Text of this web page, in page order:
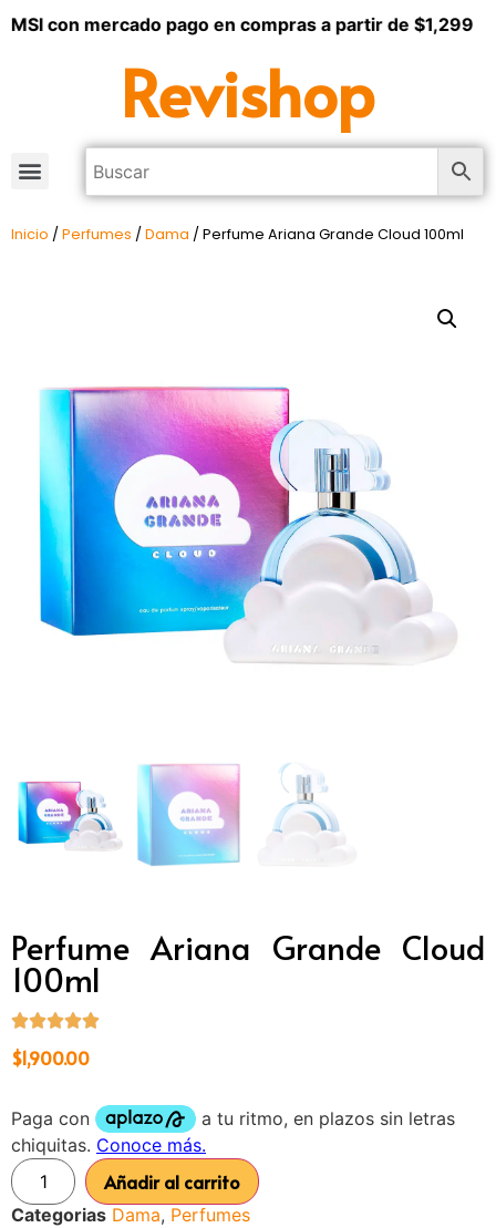
con mercado pago en compras a partir de $1,299
Revishop
Inicio / Perfumes / Dama / Perfume Ariana Grande Cloud 100ml
Perfume Ariana Grande Cloud
100ml
$1,900.00
Añadir al carrito
Categorias Dama, Perfumes